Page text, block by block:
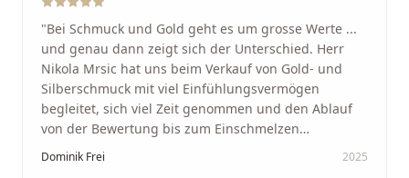
"Bei Schmuck und Gold geht es um grosse Werte ...
und genau dann zeigt sich der Unterschied. Herr
Nikola Mrsic hat uns beim Verkauf von Gold- und
Silberschmuck mit viel Einfühlungsvermögen
begleitet, sich viel Zeit genommen und den Ablauf
von der Bewertung bis zum Einschmelzen
transparent und angenehm gestaltet. Diskreter,
Dominik Frei 2025